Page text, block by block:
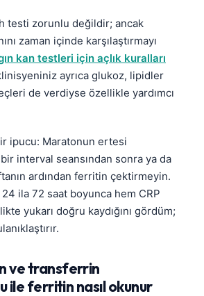
testi zorunlu değildir; ancak
zaman içinde karşılaştırmayı
kan testleri için açlık kuralları
ayrıca glukoz, lipidler
de verdiyse özellikle yardımcı
ipucu: Maratonun ertesi
interval seansından sonra ya da
ardından ferritin çektirmeyin.
24 ila 72 saat boyunca hem CRP
yukarı doğru kaydığını gördüm;
ve transferrin
ile ferritin nasıl okunur